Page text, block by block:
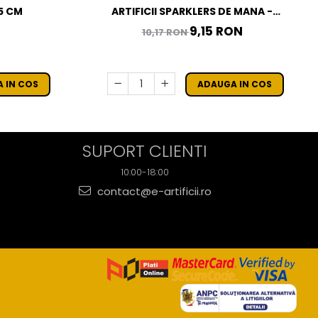
CM
IN COS
ARTIFICII SPARKLERS DE MANA -
STELUTE DE BRAD 28 CM - SET 10 BUC
10,17 RON9,15 RON
ADAUGA IN COS
SUPORT CLIENTI
10:00-18:00
contact@e-artificii.ro